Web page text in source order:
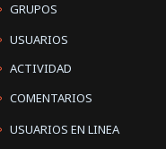
GRUPOS
USUARIOS
ACTIVIDAD
COMENTARIOS
USUARIOS EN LINEA